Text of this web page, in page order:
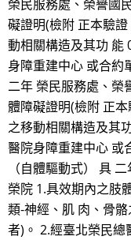
榮民服務處、榮譽國
礙證明(檢附 正本驗
動相關構造及其功 能
身障重建中心 或合約
二年 榮民服務處、榮
體障礙證明(檢附 正
之移動相關構造及其
醫院身障重建中心 或
（自體驅動式） 具
榮院 1.具效期內之肢
類-神經、肌 肉、骨
者)。 2.經臺北榮民